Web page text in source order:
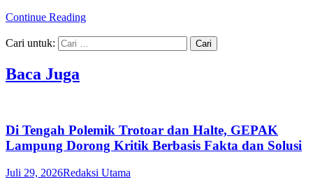
Continue Reading
Cari untuk:
Baca Juga
Di Tengah Polemik Trotoar dan Halte, GEPAK
Lampung Dorong Kritik Berbasis Fakta dan Solusi
Juli 29, 2026Redaksi Utama